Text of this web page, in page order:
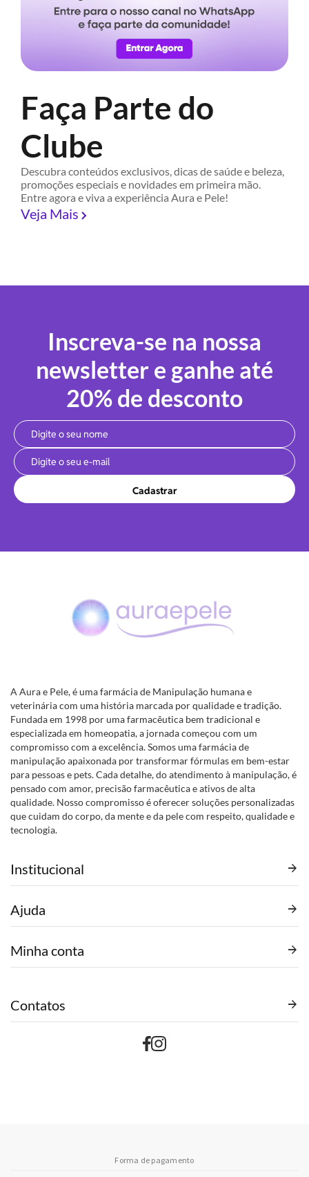
Faça Parte do
Clube
Descubra conteúdos exclusivos, dicas de saúde e beleza,
promoções especiais e novidades em primeira mão.
Entre agora e viva a experiência Aura e Pele!
Veja Mais
Inscreva-se na nossa
newsletter e ganhe até
20% de desconto
Cadastrar
A Aura e Pele, é uma farmácia de Manipulação humana e
veterinária com uma história marcada por qualidade e tradição.
Fundada em 1998 por uma farmacêutica bem tradicional e
especializada em homeopatia, a jornada começou com um
compromisso com a excelência. Somos uma farmácia de
manipulação apaixonada por transformar fórmulas em bem-estar
para pessoas e pets. Cada detalhe, do atendimento à manipulação, é
pensado com amor, precisão farmacêutica e ativos de alta
qualidade. Nosso compromisso é oferecer soluções personalizadas
que cuidam do corpo, da mente e da pele com respeito, qualidade e
tecnologia.
Institucional
Ajuda
Minha conta
Contatos
Forma de pagamento